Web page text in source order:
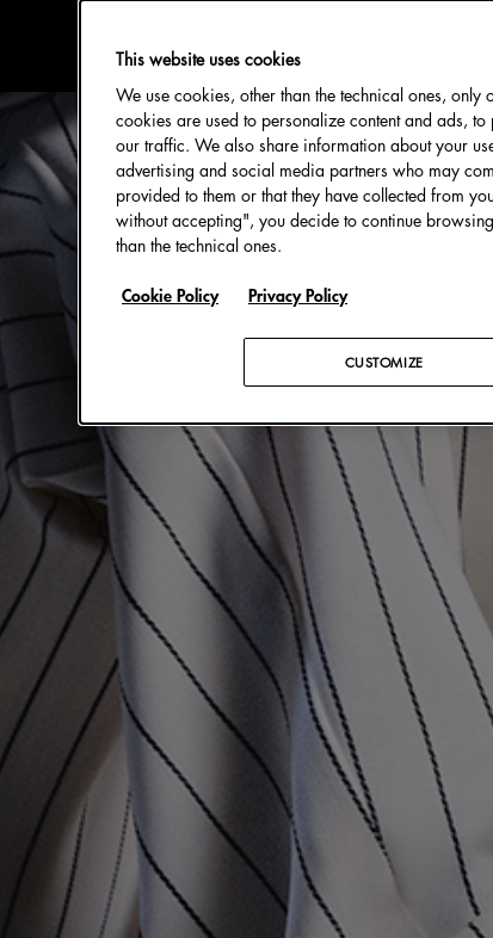
This website uses cookies
We use cookies, other than the technical ones, only
cookies are used to personalize content and ads,
our traffic. We also share information about your
advertising and social media partners who may
provided to them or that they have collected from
without accepting", you decide to continue
than the technical ones.
Cookie Policy Privacy Policy
CUSTOMIZE